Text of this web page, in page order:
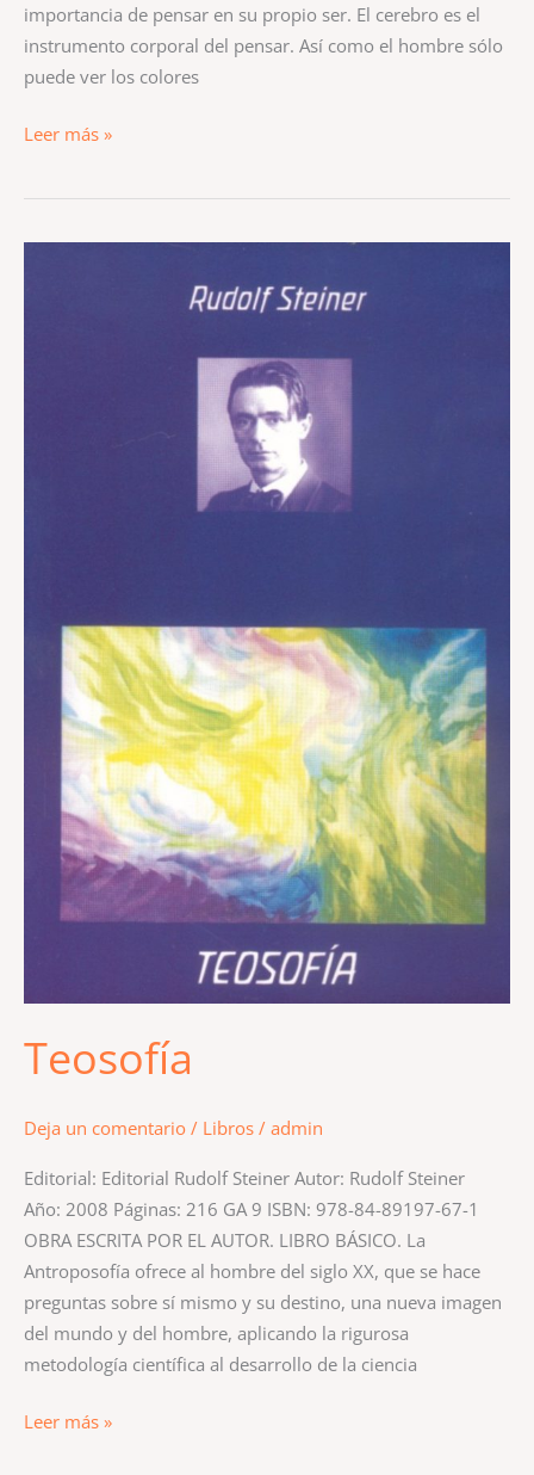
importancia de pensar en su propio ser. El cerebro es el
instrumento corporal del pensar. Así como el hombre sólo
puede ver los colores
Leer más »
Teosofía
Deja un comentario / Libros / admin
Editorial: Editorial Rudolf Steiner Autor: Rudolf Steiner
Año: 2008 Páginas: 216 GA 9 ISBN: 978-84-89197-67-1
OBRA ESCRITA POR EL AUTOR. LIBRO BÁSICO. La
Antroposofía ofrece al hombre del siglo XX, que se hace
preguntas sobre sí mismo y su destino, una nueva imagen
del mundo y del hombre, aplicando la rigurosa
metodología científica al desarrollo de la ciencia
Leer más »